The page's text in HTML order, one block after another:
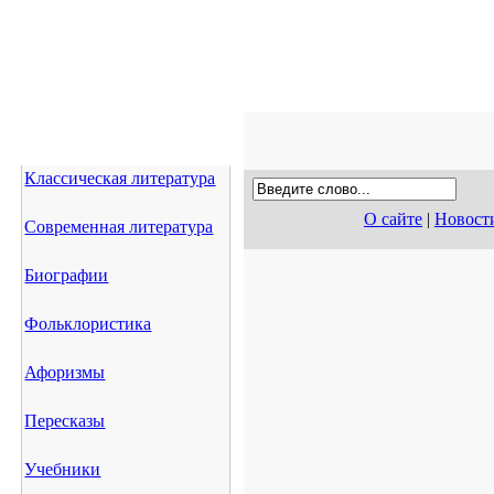
Классическая литература
Современная литература
Биографии
Фольклористика
Афоризмы
Пересказы
Учебники
О сайте |